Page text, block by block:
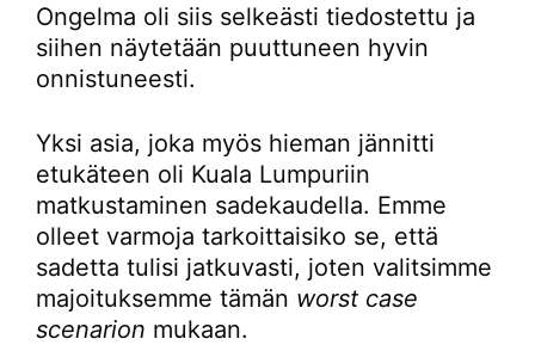
Ongelma oli siis selkeästi tiedostettu ja
siihen näytetään puuttuneen hyvin
onnistuneesti.
Yksi asia, joka myös hieman jännitti
etukäteen oli Kuala Lumpuriin
matkustaminen sadekaudella. Emme
olleet varmoja tarkoittaisiko se, että
sadetta tulisi jatkuvasti, joten valitsimme
majoituksemme tämän worst case
scenarion mukaan.